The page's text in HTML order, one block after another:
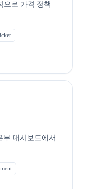
으로 가격 정책
부 대시보드에서